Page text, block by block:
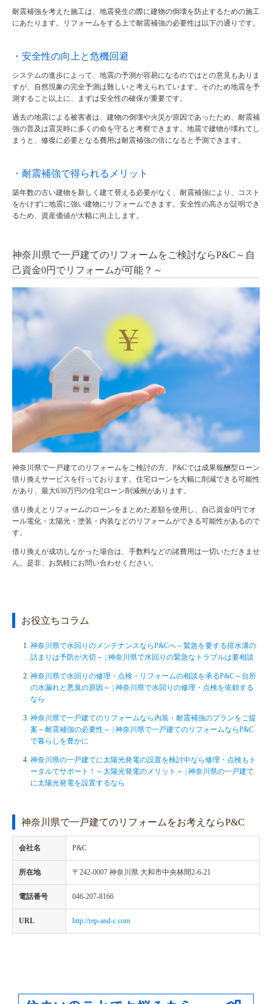
耐震補強を考えた施工は、地震発生の際に建物の倒壊を防止するための施工
にあたります。リフォームをする上で耐震補強の必要性は以下の通りです。
・安全性の向上と危機回避
システムの進歩によって、地震の予測が容易になるのではとの意見もありま
すが、自然現象の完全予測は難しいと考えられています。そのため地震を予
測すること以上に、まずは安全性の確保が重要です。
過去の地震による被害者は、建物の倒壊や火災が原因であったため、耐震補
強の普及は震災時に多くの命を守ると考察できます。地震で建物が壊れてし
まうと、修復に必要となる費用は耐震補強の倍になると予測できます。
・耐震補強で得られるメリット
築年数の古い建物を新しく建て替える必要がなく、耐震補強により、コスト
をかけずに地震に強い建物にリフォームできます。安全性の高さが証明でき
るため、資産価値が大幅に向上します。
神奈川県で一戸建てのリフォームをご検討ならP&C～自
己資金0円でリフォームが可能？～
神奈川県で一戸建てのリフォームをご検討の方、P&Cでは成果報酬型ローン
借り換えサービスを行っております。住宅ローンを大幅に削減できる可能性
があり、最大636万円の住宅ローン削減例があります。
借り換えとリフォームのローンをまとめた差額を使用し、自己資金0円でオ
ール電化・太陽光・塗装・内装などのリフォームができる可能性があるので
す。
借り換えが成功しなかった場合は、手数料などの諸費用は一切いただきませ
ん。是非、お気軽にお問い合わせください。
お役立ちコラム
神奈川県で水回りのメンテナンスならP&Cへ～緊急を要する排水溝の
詰まりは予防が大切～ | 神奈川県で水回りの緊急なトラブルは要相談
神奈川県で水回りの修理・点検・リフォームの相談を承るP&C～台所
の水漏れと悪臭の原因～ | 神奈川県で水回りの修理・点検を依頼する
なら
神奈川県で一戸建てのリフォームなら内装・耐震補強のプランをご提
案～耐震補強の必要性～ | 神奈川県で一戸建てのリフォームならP&C
で暮らしを豊かに
神奈川県の一戸建てに太陽光発電の設置を検討中なら修理・点検もト
ータルでサポート！～太陽光発電のメリット～ | 神奈川県の一戸建て
に太陽光発電を設置するなら
神奈川県で一戸建てのリフォームをお考えならP&C
会社名 P&C
所在地 〒242-0007 神奈川県 大和市中央林間2-6-21
電話番号 046-207-8166
URL http://rep-and-c.com